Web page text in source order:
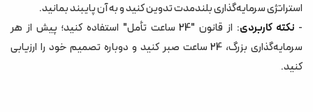
استراتژی سرمایه‌گذاری بلندمدت تدوین کنید و به آن پایبند بمانید.
- نکته کاربردی
: از قانون "24 ساعت تأمل" استفاده کنید؛ پیش از هر
سرمایه‌گذاری بزرگ، 24 ساعت صبر کنید و دوباره تصمیم خود را ارزیابی
کنید.